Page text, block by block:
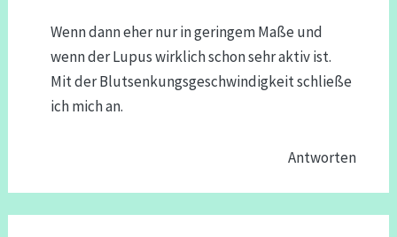
Wenn dann eher nur in geringem Maße und
wenn der Lupus wirklich schon sehr aktiv ist.
Mit der Blutsenkungsgeschwindigkeit schließe
ich mich an.
Antworten